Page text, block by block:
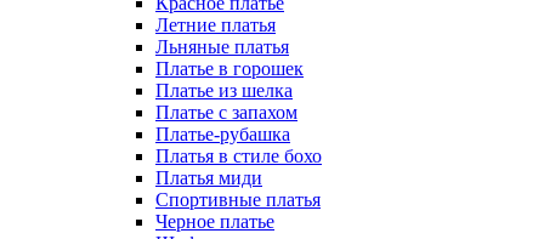
Летние платья
Льняные платья
Платье в горошек
Платье из шелка
Платье с запахом
Платье-рубашка
Платья в стиле бохо
Платья миди
Спортивные платья
Черное платье